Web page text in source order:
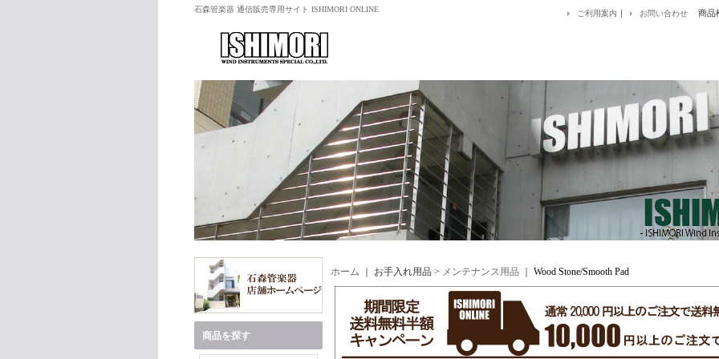
石森管楽器 通信販売専用サイト ISHIMORI ONLINE ご利用案内 ｜ お問い合わせ 商品
商品を探す
ホーム ｜ お手入れ用品 > メンテナンス用品 Wood Stone/Smooth Pad